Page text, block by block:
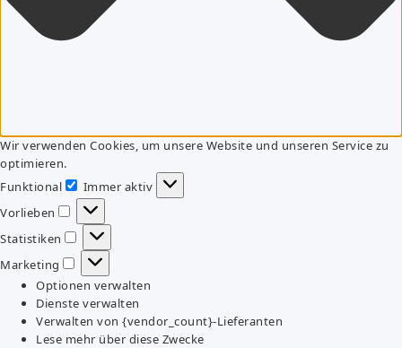
Wir verwenden Cookies, um unsere Website und unseren Service zu
optimieren.
Funktional
Funktional
Immer aktiv
Vorlieben
Vorlieben
Statistiken
Statistiken
Marketing
Marketing
Optionen verwalten
Dienste verwalten
Verwalten von {vendor_count}-Lieferanten
Lese mehr über diese Zwecke